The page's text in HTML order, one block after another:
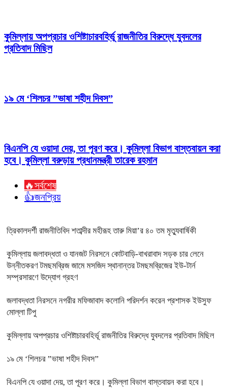
কুমিল্লায় অপপ্রচার ওশিষ্টাচারবহির্ভূ রাজনীতির বিরুদ্ধে যুবদলের
প্রতিবাদ মিছিল
১৯ মে ‘শিলচর ”ভাষা শহীদ দিবস”
বিএনপি যে ওয়াদা দেয়, তা পূরণ করে। কুমিল্লা বিভাগ বাস্তবায়ন করা
হবে। কুমিল্লা বরুড়ায় প্রধানমন্ত্রী তারেক রহমান
🔥সর্বশেষ
👍জনপ্রিয়
ত্রিকালদর্শী রাজনীতিবিদ শতাব্দীর মহীরূহ তারু মিয়া’র ৪০ তম মৃত্যুবার্ষিকী
কুমিল্লায় জলাবদ্ধতা ও যানজট নিরসনে কোটবাড়ি-বাখরাবাদ সড়ক চার লেনে
উন্নীতকরণ টমছমব্রিজ জামে মসজিদ স্থানান্তর টমছমব্রিজের ইউ-টার্ন
সম্প্রসারণে উদ্যোগ গ্রহণ
জলাবদ্ধতা নিরসনে নগরীর মফিজাবাদ কলোনি পরিদর্শন করেন প্রশাসক ইউসুফ
মোল্লা টিপু
কুমিল্লায় অপপ্রচার ওশিষ্টাচারবহির্ভূ রাজনীতির বিরুদ্ধে যুবদলের প্রতিবাদ মিছিল
১৯ মে ‘শিলচর ”ভাষা শহীদ দিবস”
বিএনপি যে ওয়াদা দেয়, তা পূরণ করে। কুমিল্লা বিভাগ বাস্তবায়ন করা হবে।